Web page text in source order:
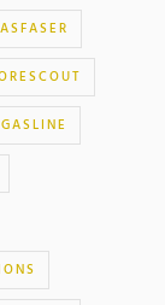
GASLINE